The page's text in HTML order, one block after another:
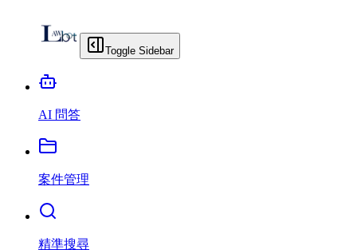
Toggle Sidebar
AI 問答
案件管理
精準搜尋